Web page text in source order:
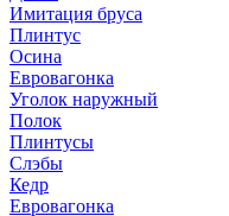
Имитация бруса
Плинтус
Осина
Евровагонка
Уголок наружный
Полок
Плинтусы
Слэбы
Кедр
Евровагонка